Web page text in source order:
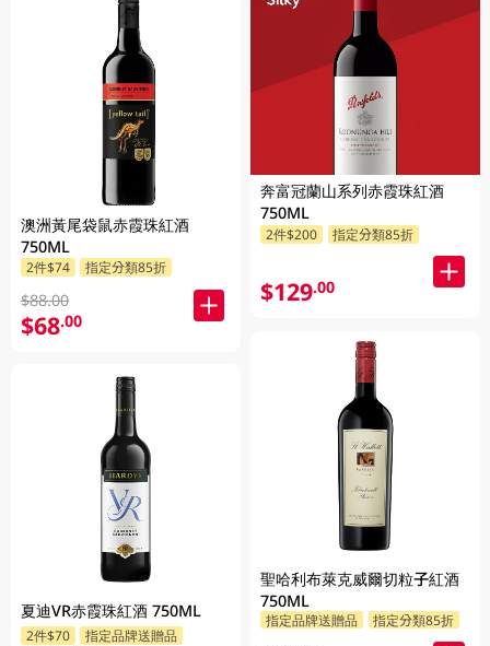
澳洲黃尾袋鼠赤霞珠紅酒
750ML
2件$74 指定分類85折
$88.00
$68.00
夏迪VR赤霞珠紅酒 750ML
2件$70
指定品牌送贈品
奔富冠蘭山系列赤霞珠紅酒
750ML
2件$200 指定分類85折
$129.00
聖哈利布萊克威爾切粒子紅酒
750ML
指定品牌送贈品 指定分類85折